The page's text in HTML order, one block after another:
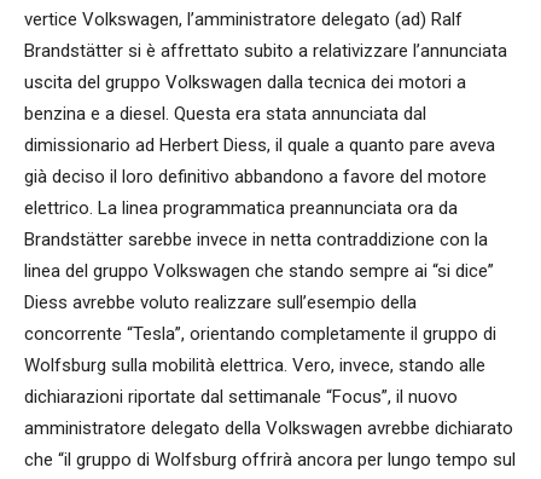
vertice Volkswagen, l’amministratore delegato (ad) Ralf
Brandstätter si è affrettato subito a relativizzare l’annunciata
uscita del gruppo Volkswagen dalla tecnica dei motori a
benzina e a diesel. Questa era stata annunciata dal
dimissionario ad Herbert Diess, il quale a quanto pare aveva
già deciso il loro definitivo abbandono a favore del motore
elettrico. La linea programmatica preannunciata ora da
Brandstätter sarebbe invece in netta contraddizione con la
linea del gruppo Volkswagen che stando sempre ai “si dice”
Diess avrebbe voluto realizzare sull’esempio della
concorrente “Tesla”, orientando completamente il gruppo di
Wolfsburg sulla mobilità elettrica. Vero, invece, stando alle
dichiarazioni riportate dal settimanale “Focus”, il nuovo
amministratore delegato della Volkswagen avrebbe dichiarato
che “il gruppo di Wolfsburg offrirà ancora per lungo tempo sul